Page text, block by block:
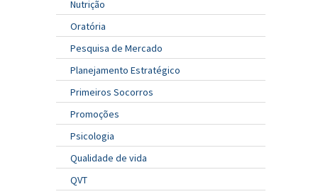
Nutrição
Oratória
Pesquisa de Mercado
Planejamento Estratégico
Primeiros Socorros
Promoções
Psicologia
Qualidade de vida
QVT